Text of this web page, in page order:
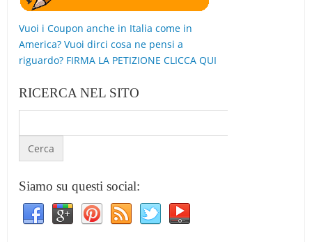
Vuoi i Coupon anche in Italia come in
America? Vuoi dirci cosa ne pensi a
riguardo? FIRMA LA PETIZIONE CLICCA QUI
RICERCA NEL SITO
Siamo su questi social: